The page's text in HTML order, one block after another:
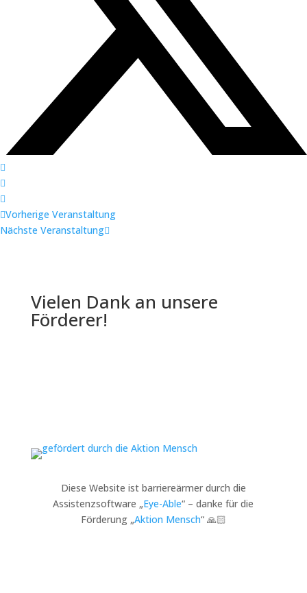
Vorherige Veranstaltung
Nächste Veranstaltung
Vielen Dank an unsere
Förderer!
Diese Website ist barriereärmer durch die
Assistenzsoftware „Eye-Able“ – danke für die
Förderung „Aktion Mensch“ 🙏🏻